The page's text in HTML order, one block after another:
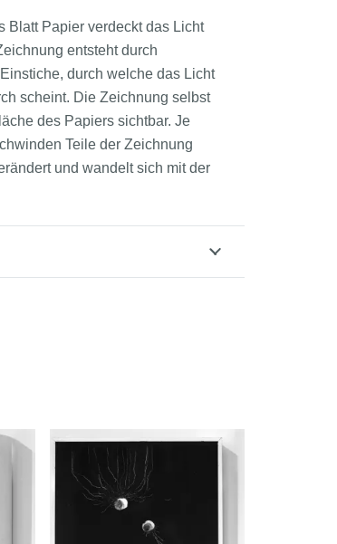
Blatt Papier verdeckt das Licht
entsteht durch
durch welche das Licht
scheint. Die Zeichnung selbst
des Papiers sichtbar. Je
Teile der Zeichnung
und wandelt sich mit der